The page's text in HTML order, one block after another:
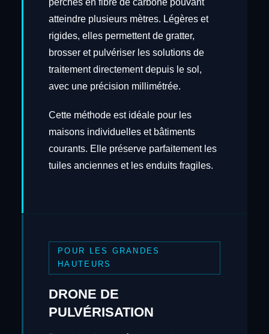
perches en fibre de carbone pouvant
atteindre plusieurs mètres. Légères et
rigides, elles permettent de gratter,
brosser et pulvériser les solutions de
traitement directement depuis le sol,
avec une précision millimétrée.
Cette méthode est idéale pour les
maisons individuelles et bâtiments
courants. Elle préserve parfaitement les
tuiles anciennes et les enduits fragiles.
POUR LES GRANDES
HAUTEURS
DRONE DE
PULVÉRISATION